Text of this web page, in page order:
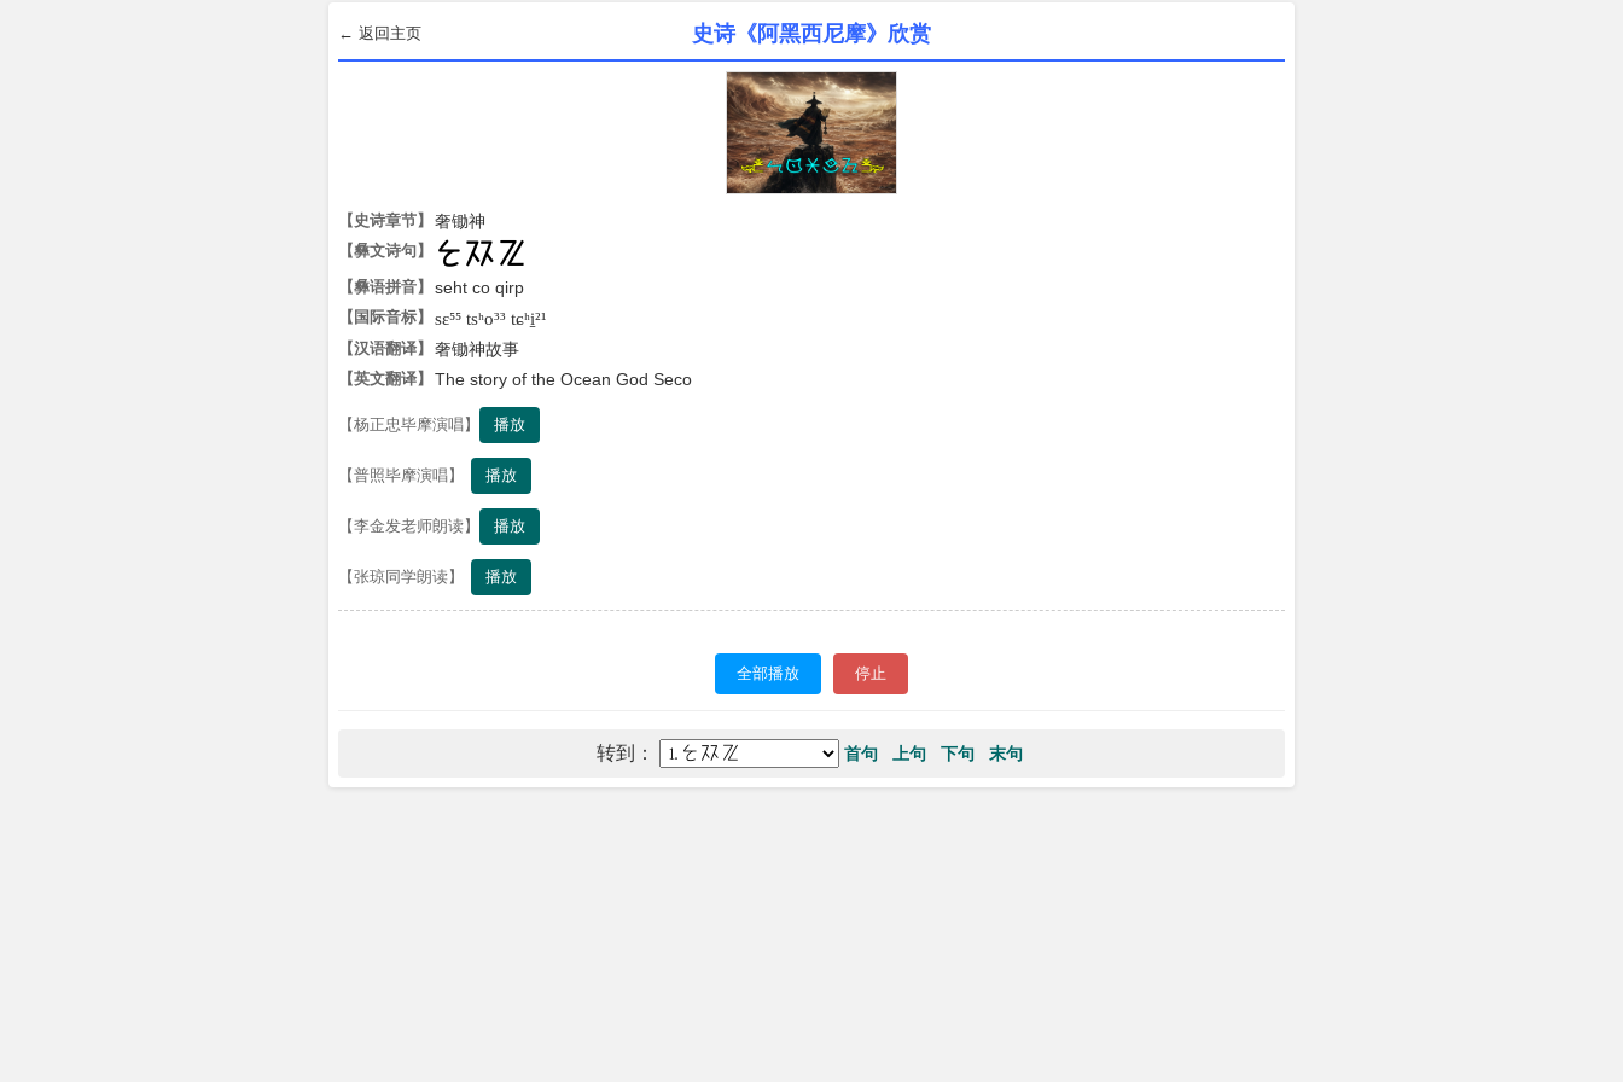
← 返回主页 史诗《阿黑西尼摩》欣赏
【史诗章节】 奢锄神
【彝文诗句】 
【彝语拼音】 seht co qirp
【国际音标】 sɛ⁵⁵ tsʰo³³ tɕʰi̠²¹
【汉语翻译】 奢锄神故事
【英文翻译】 The story of the Ocean God Seco
【杨正忠毕摩演唱】 播放
【普照毕摩演唱】 播放
【李金发老师朗读】 播放
【张琼同学朗读】 播放
全部播放 停止
转到： 首句 上句 下句 末句